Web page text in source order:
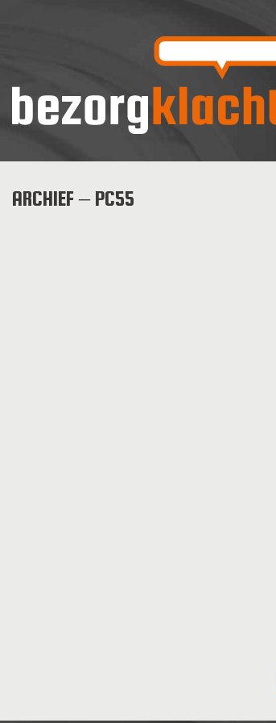
ARCHIEF – PC55